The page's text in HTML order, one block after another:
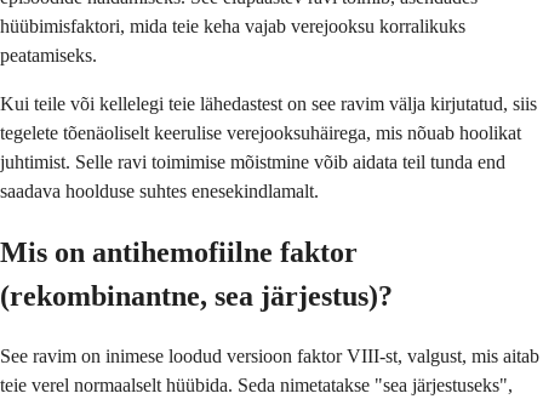
hüübimisfaktori, mida teie keha vajab verejooksu korralikuks
peatamiseks.
Kui teile või kellelegi teie lähedastest on see ravim välja kirjutatud, siis
tegelete tõenäoliselt keerulise verejooksuhäirega, mis nõuab hoolikat
juhtimist. Selle ravi toimimise mõistmine võib aidata teil tunda end
saadava hoolduse suhtes enesekindlamalt.
Mis on antihemofiilne faktor
(rekombinantne, sea järjestus)?
See ravim on inimese loodud versioon faktor VIII-st, valgust, mis aitab
teie verel normaalselt hüübida. Seda nimetatakse "sea järjestuseks",